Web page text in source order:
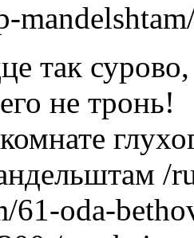
так сурово,
не тронь!
/
61-oda-